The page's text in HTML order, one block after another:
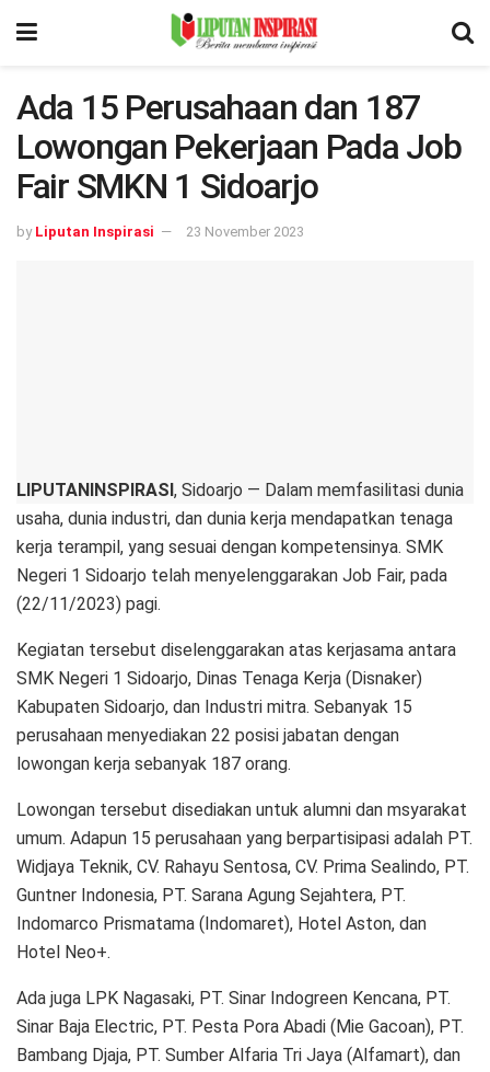
Ada 15 Perusahaan dan 187
Lowongan Pekerjaan Pada Job
Fair SMKN 1 Sidoarjo
by Liputan Inspirasi 23 November 2023
LIPUTANINSPIRASI , Sidoarjo — Dalam memfasilitasi dunia
usaha, dunia industri, dan dunia kerja mendapatkan tenaga
kerja terampil, yang sesuai dengan kompetensinya. SMK
Negeri 1 Sidoarjo telah menyelenggarakan Job Fair, pada
(22/11/2023) pagi.
Kegiatan tersebut diselenggarakan atas kerjasama antara
SMK Negeri 1 Sidoarjo, Dinas Tenaga Kerja (Disnaker)
Kabupaten Sidoarjo, dan Industri mitra. Sebanyak 15
perusahaan menyediakan 22 posisi jabatan dengan
lowongan kerja sebanyak 187 orang.
Lowongan tersebut disediakan untuk alumni dan msyarakat
umum. Adapun 15 perusahaan yang berpartisipasi adalah PT.
Widjaya Teknik, CV. Rahayu Sentosa, CV. Prima Sealindo, PT.
Guntner Indonesia, PT. Sarana Agung Sejahtera, PT.
Indomarco Prismatama (Indomaret), Hotel Aston, dan
Hotel Neo+.
Ada juga LPK Nagasaki, PT. Sinar Indogreen Kencana, PT.
Sinar Baja Electric, PT. Pesta Pora Abadi (Mie Gacoan), PT.
Bambang Djaja, PT. Sumber Alfaria Tri Jaya (Alfamart), dan